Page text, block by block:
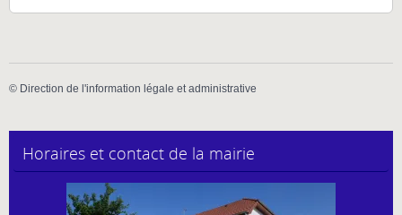
© Direction de l'information légale et administrative
Horaires et contact de la mairie